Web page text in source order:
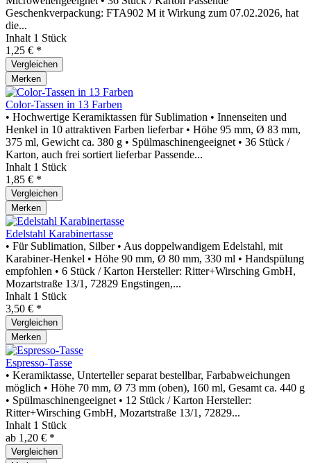
Geschenkverpackung: FTA902 M it Wirkung zum 07.02.2026, hat
die...
Inhalt 1 Stück
1,25 € *
Vergleichen
Merken
Color-Tassen in 13 Farben
• Hochwertige Keramiktassen für Sublimation • Innenseiten und
Henkel in 10 attraktiven Farben lieferbar • Höhe 95 mm, Ø 83 mm,
375 ml, Gewicht ca. 380 g • Spülmaschinengeeignet • 36 Stück /
Karton, auch frei sortiert lieferbar Passende...
Inhalt 1 Stück
1,85 € *
Vergleichen
Merken
Edelstahl Karabinertasse
• Für Sublimation, Silber • Aus doppelwandigem Edelstahl, mit
Karabiner-Henkel • Höhe 90 mm, Ø 80 mm, 330 ml • Handspülung
empfohlen • 6 Stück / Karton Hersteller: Ritter+Wirsching GmbH,
Mozartstraße 13/1, 72829 Engstingen,...
Inhalt 1 Stück
3,50 € *
Vergleichen
Merken
Espresso-Tasse
• Keramiktasse, Unterteller separat bestellbar, Farbabweichungen
möglich • Höhe 70 mm, Ø 73 mm (oben), 160 ml, Gesamt ca. 440 g
• Spülmaschinengeeignet • 12 Stück / Karton Hersteller:
Ritter+Wirsching GmbH, Mozartstraße 13/1, 72829...
Inhalt 1 Stück
ab 1,20 € *
Vergleichen